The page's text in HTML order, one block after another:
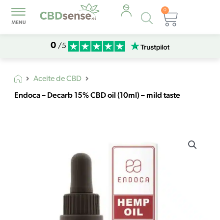
Búsqueda
de
0
Carrito
0 /5
Aceite de CBD
Endoca – Decarb 15% CBD oil (10ml) – mild taste